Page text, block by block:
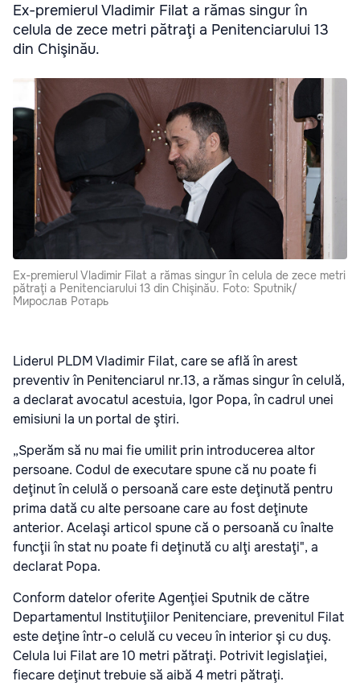
Ex-premierul Vladimir Filat a rămas singur în
celula de zece metri pătraţi a Penitenciarului 13
din Chişinău.
Ex-premierul Vladimir Filat a rămas singur în celula de zece metri
pătraţi a Penitenciarului 13 din Chişinău. Foto: Sputnik/
Мирослав Ротарь
Liderul PLDM Vladimir Filat, care se află în arest
preventiv în Penitenciarul nr.13, a rămas singur în celulă,
a declarat avocatul acestuia, Igor Popa, în cadrul unei
emisiuni la un portal de ştiri.
„Sperăm să nu mai fie umilit prin introducerea altor
persoane. Codul de executare spune că nu poate fi
deţinut în celulă o persoană care este deţinută pentru
prima dată cu alte persoane care au fost deţinute
anterior. Acelaşi articol spune că o persoană cu înalte
funcţii în stat nu poate fi deţinută cu alţi arestaţi", a
declarat Popa.
Conform datelor oferite Agenţiei Sputnik de către
Departamentul Instituţiilor Penitenciare, prevenitul Filat
este deţine într-o celulă cu veceu în interior şi cu duş.
Celula lui Filat are 10 metri pătraţi. Potrivit legislaţiei,
fiecare deţinut trebuie să aibă 4 metri pătraţi.